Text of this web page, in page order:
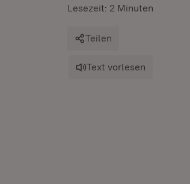
Lesezeit: 2 Minuten
Teilen
Text vorlesen